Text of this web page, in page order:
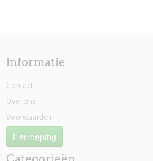
Informatie
Contact
Over ons
Voorwaarden
Herroeping